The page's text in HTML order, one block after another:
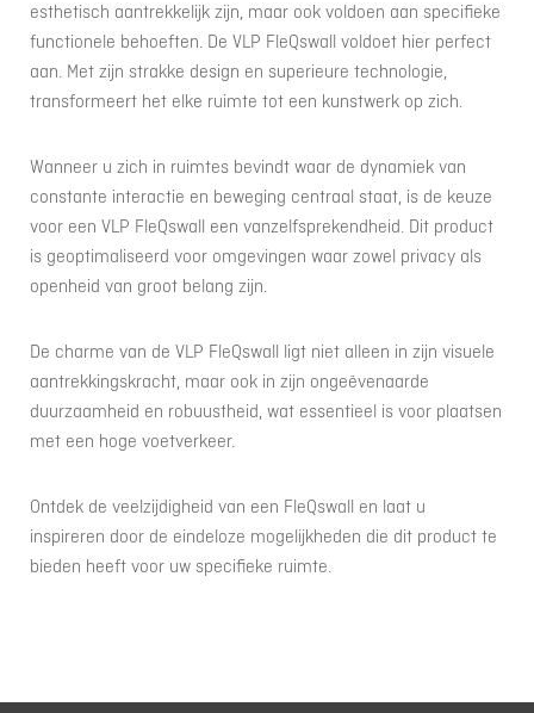
esthetisch aantrekkelijk zijn, maar ook voldoen aan specifieke
functionele behoeften. De VLP FleQswall voldoet hier perfect
aan. Met zijn strakke design en superieure technologie,
transformeert het elke ruimte tot een kunstwerk op zich.
Wanneer u zich in ruimtes bevindt waar de dynamiek van
constante interactie en beweging centraal staat, is de keuze
voor een VLP FleQswall een vanzelfsprekendheid. Dit product
is geoptimaliseerd voor omgevingen waar zowel privacy als
openheid van groot belang zijn.
De charme van de VLP FleQswall ligt niet alleen in zijn visuele
aantrekkingskracht, maar ook in zijn ongeëvenaarde
duurzaamheid en robuustheid, wat essentieel is voor plaatsen
met een hoge voetverkeer.
Ontdek de veelzijdigheid van een FleQswall en laat u
inspireren door de eindeloze mogelijkheden die dit product te
bieden heeft voor uw specifieke ruimte.